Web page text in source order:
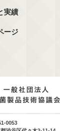
実績
ージ
0053